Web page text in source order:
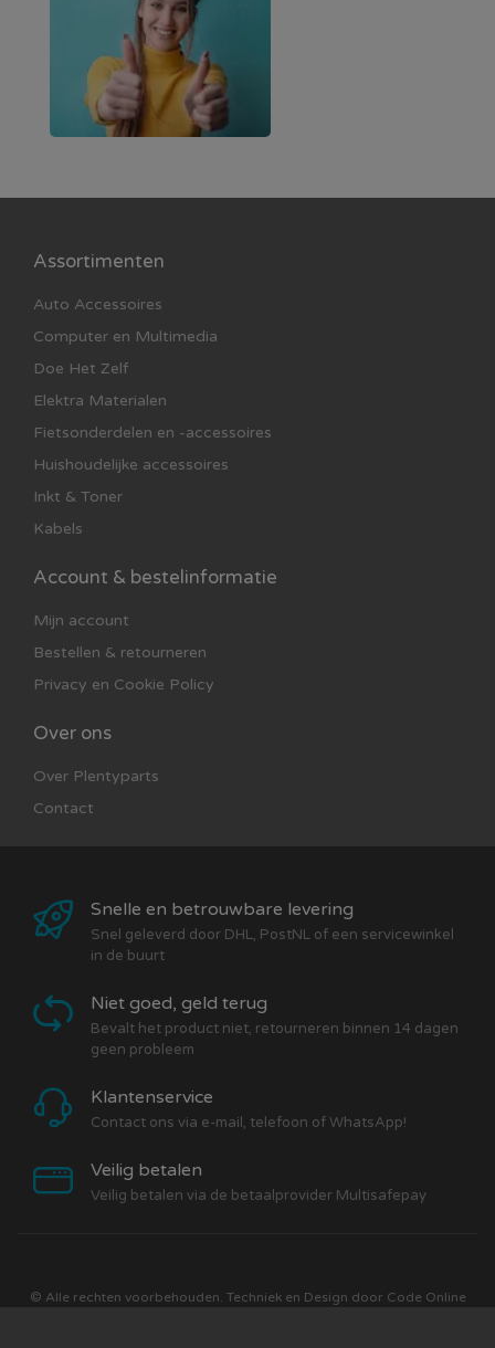
Assortimenten
Auto Accessoires
Computer en Multimedia
Doe Het Zelf
Elektra Materialen
Fietsonderdelen en -accessoires
Huishoudelijke accessoires
Inkt & Toner
Kabels
Account & bestelinformatie
Mijn account
Bestellen & retourneren
Privacy en Cookie Policy
Over ons
Over Plentyparts
Contact
Snelle en betrouwbare levering
Snel geleverd door DHL, PostNL of een servicewinkel
in de buurt
Niet goed, geld terug
Bevalt het product niet, retourneren binnen 14 dagen
geen probleem
Klantenservice
Contact ons via e-mail, telefoon of WhatsApp!
Veilig betalen
Veilig betalen via de betaalprovider Multisafepay
© Alle rechten voorbehouden. Techniek en Design door Code Online